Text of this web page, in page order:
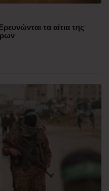
τα αίτια της